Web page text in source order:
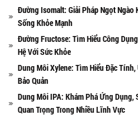
Đường Isomalt: Giải Pháp Ngọt Ngào
Sống Khỏe Mạnh
Đường Fructose: Tìm Hiểu Công
Hệ Với Sức Khỏe
Dung Môi Xylene: Tìm Hiểu Đặc Tính,
Bảo Quản
Dung Môi IPA: Khám Phá Ứng Dụng,
Quan Trọng Trong Nhiều Lĩnh Vực